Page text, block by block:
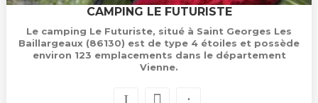
CAMPING LE FUTURISTE
Le camping Le Futuriste, situé à Saint Georges Les
Baillargeaux (86130) est de type 4 étoiles et possède
environ 123 emplacements dans le département
Vienne.